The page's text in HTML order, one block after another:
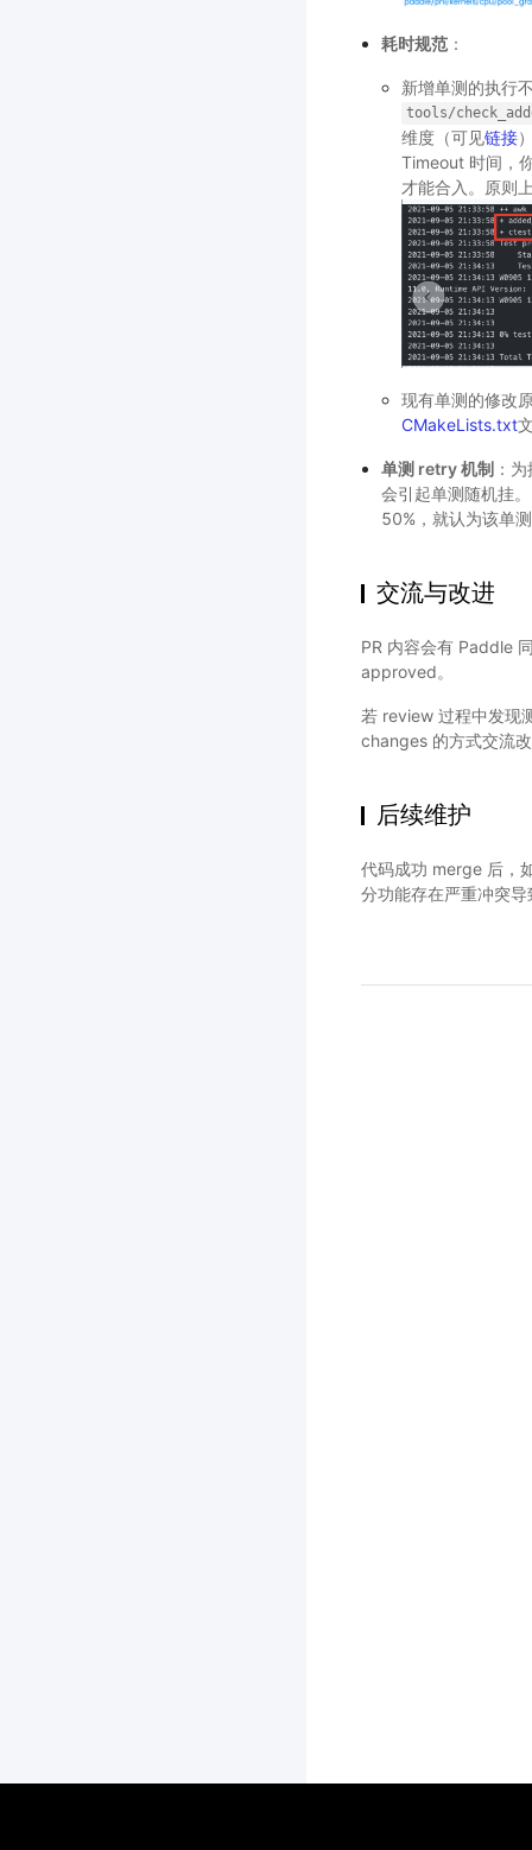
耗时规范：
新增单测的执行
tools/
维度（可见链接
Timeout 时间，
才能合入。原则
现有单测的修改
CMakeLists.txt
单测 retry 机制 ：
会引起单测随机挂
50%，就认为该单
交流与改进
PR 内容会有 Paddle
approved。
若 review 过程中发现
changes 的方式交流
后续维护
代码成功 merge 后，
分功能存在严重冲突